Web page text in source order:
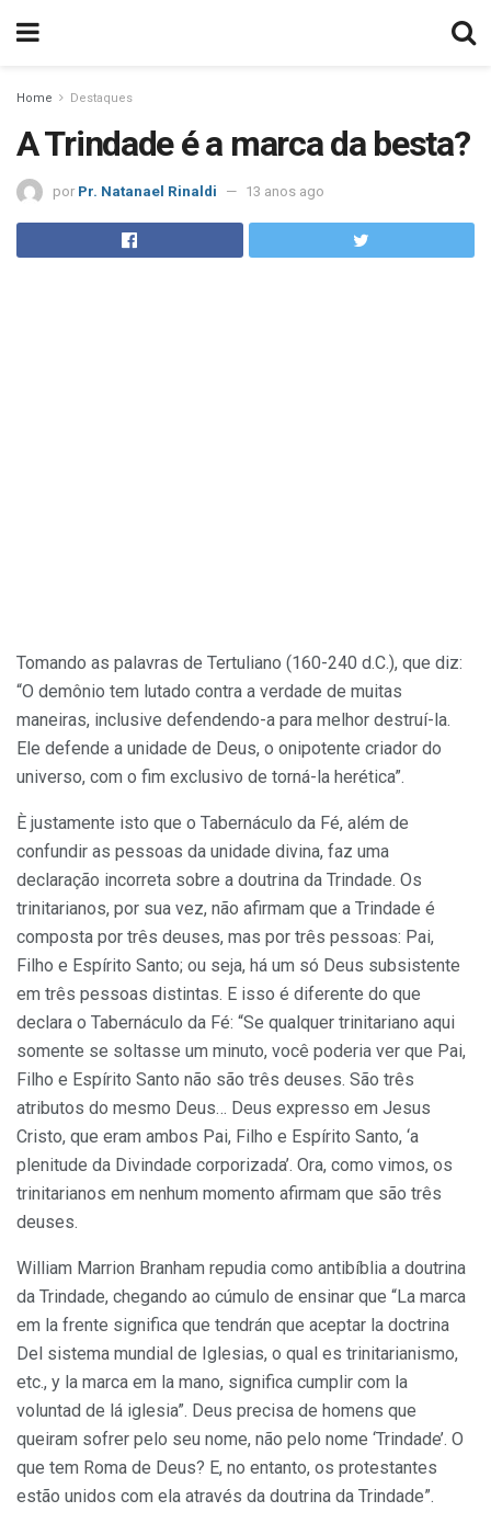
Home Destaques
A Trindade é a marca da besta?
por Pr. Natanael Rinaldi 13 anos ago
Tomando as palavras de Tertuliano (160-240 d.C.), que diz:
“O demônio tem lutado contra a verdade de muitas
maneiras, inclusive defendendo-a para melhor destruí-la.
Ele defende a unidade de Deus, o onipotente criador do
universo, com o fim exclusivo de torná-la herética”.
È justamente isto que o Tabernáculo da Fé, além de
confundir as pessoas da unidade divina, faz uma
declaração incorreta sobre a doutrina da Trindade. Os
trinitarianos, por sua vez, não afirmam que a Trindade é
composta por três deuses, mas por três pessoas: Pai,
Filho e Espírito Santo; ou seja, há um só Deus subsistente
em três pessoas distintas. E isso é diferente do que
declara o Tabernáculo da Fé: “Se qualquer trinitariano aqui
somente se soltasse um minuto, você poderia ver que Pai,
Filho e Espírito Santo não são três deuses. São três
atributos do mesmo Deus… Deus expresso em Jesus
Cristo, que eram ambos Pai, Filho e Espírito Santo, ‘a
plenitude da Divindade corporizada’. Ora, como vimos, os
trinitarianos em nenhum momento afirmam que são três
deuses.
William Marrion Branham repudia como antibíblia a doutrina
da Trindade, chegando ao cúmulo de ensinar que “La marca
em la frente significa que tendrán que aceptar la doctrina
Del sistema mundial de Iglesias, o qual es trinitarianismo,
etc., y la marca em la mano, significa cumplir com la
voluntad de lá iglesia”. Deus precisa de homens que
queiram sofrer pelo seu nome, não pelo nome ‘Trindade’. O
que tem Roma de Deus? E, no entanto, os protestantes
estão unidos com ela através da doutrina da Trindade”.